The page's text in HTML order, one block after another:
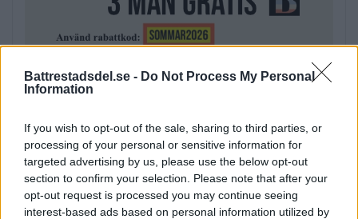
Battrestadsdel.se - Do Not Process My Personal
Information
If you wish to opt-out of the sale, sharing to third parties, or
processing of your personal or sensitive information for
targeted advertising by us, please use the below opt-out
section to confirm your selection. Please note that after your
opt-out request is processed you may continue seeing
interest-based ads based on personal information utilized by
Elsparkcyklister till sjukhus
efter olycka
På onsdagskvällen körde en elsparkcykel in
i en […]